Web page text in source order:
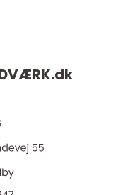
dk